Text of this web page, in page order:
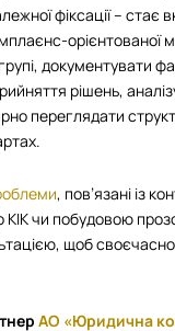
фіксації –
орієнтованої
групі, документувати
рішень,
переглядати
, пов’язані із
чи побудовою
щоб
АО «Юридична